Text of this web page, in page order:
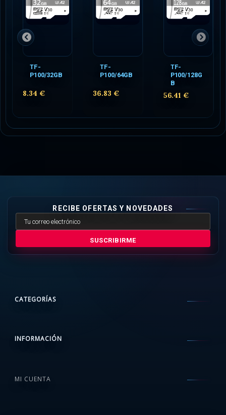
TF-
P100/32GB
8.34 €
TF-
P100/64GB
36.83 €
TF-
P100/128G
B
56.41 €
RECIBE OFERTAS Y NOVEDADES
SUSCRIBIRME
CATEGORÍAS
INFORMACIÓN
MI CUENTA